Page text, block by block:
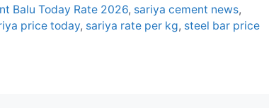
Balu Today Rate 2026, sariya cement news,
price today, sariya rate per kg, steel bar price